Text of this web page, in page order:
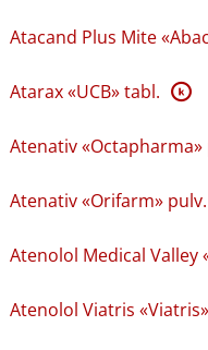
Atacand Plus Mite
Atarax «UCB» tabl. K
Atenativ
Atenativ «Orifarm»
Atenolol Medical Valley
Atenolol Viatris